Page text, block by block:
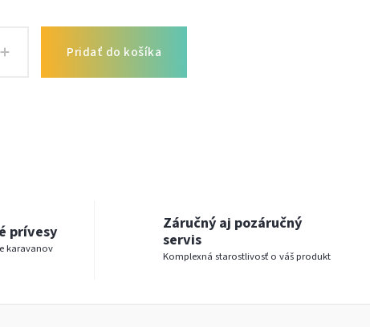
Pridať do košíka
prívesy
karavanov
Záručný aj pozáručný
servis
Komplexná starostlivosť o váš produkt